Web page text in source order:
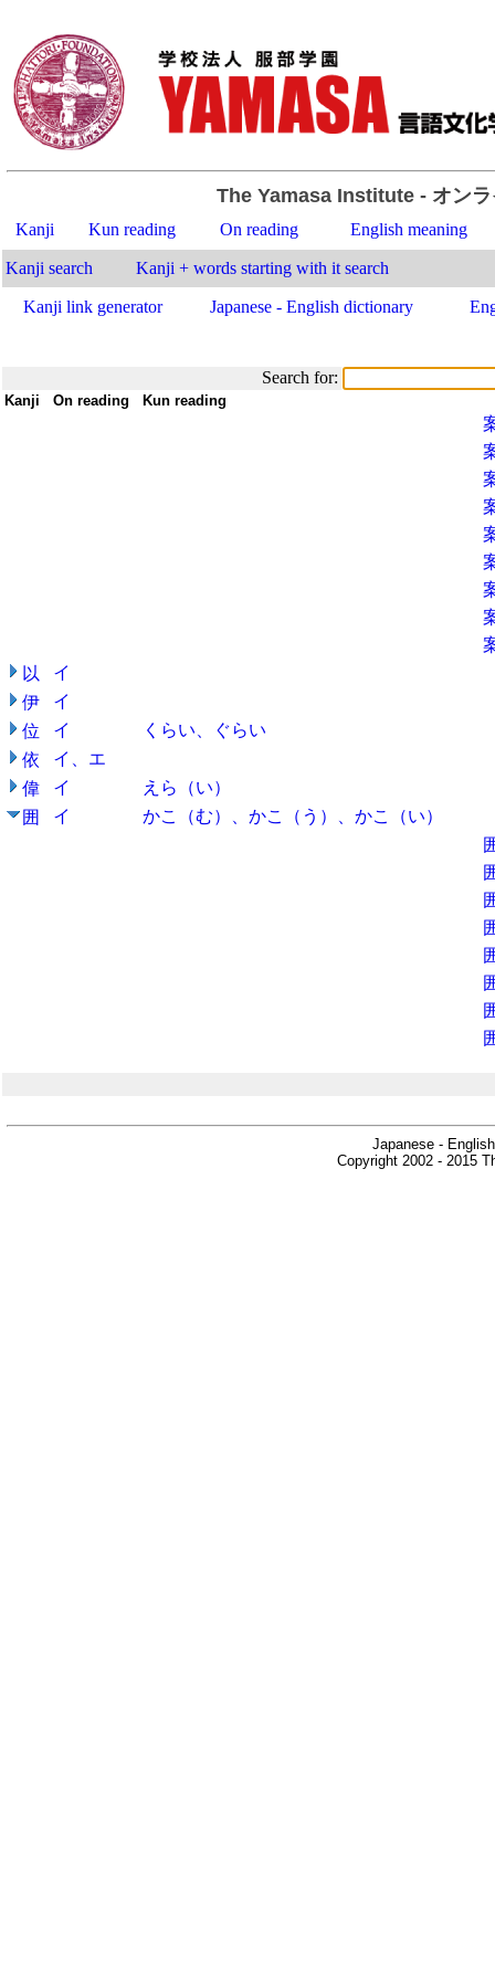
The Yamasa Institute- オンラ
Kanji Kun reading On reading English meaning
Kanji search Kanji + words starting with it search
Kanji link generator Japanese - English dictionary
Search for:
Kanji On reading Kun reading
以
イ
伊
イ
位
イ
くらい、ぐらい
依
イ、エ
偉
イ
えら（い）
囲
イ
かこ（む）、かこ（う）、かこ（い）
Japanese -
Copyright 2002 - 2015